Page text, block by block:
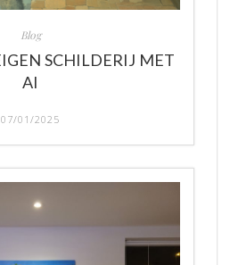
Blog
SCHILDERIJ MET
AI
07/01/2025